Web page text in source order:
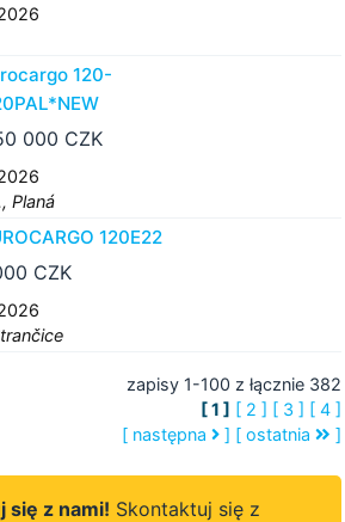
120-
000 CZK
Planá
120E22
CZK
zapisy 1-100 z łącznie 382
[ 1 ] [ 2 ] [ 3 ] [ 4 ]
[ następna
] [ ostatnia ]
się z nami! Skontaktuj się z